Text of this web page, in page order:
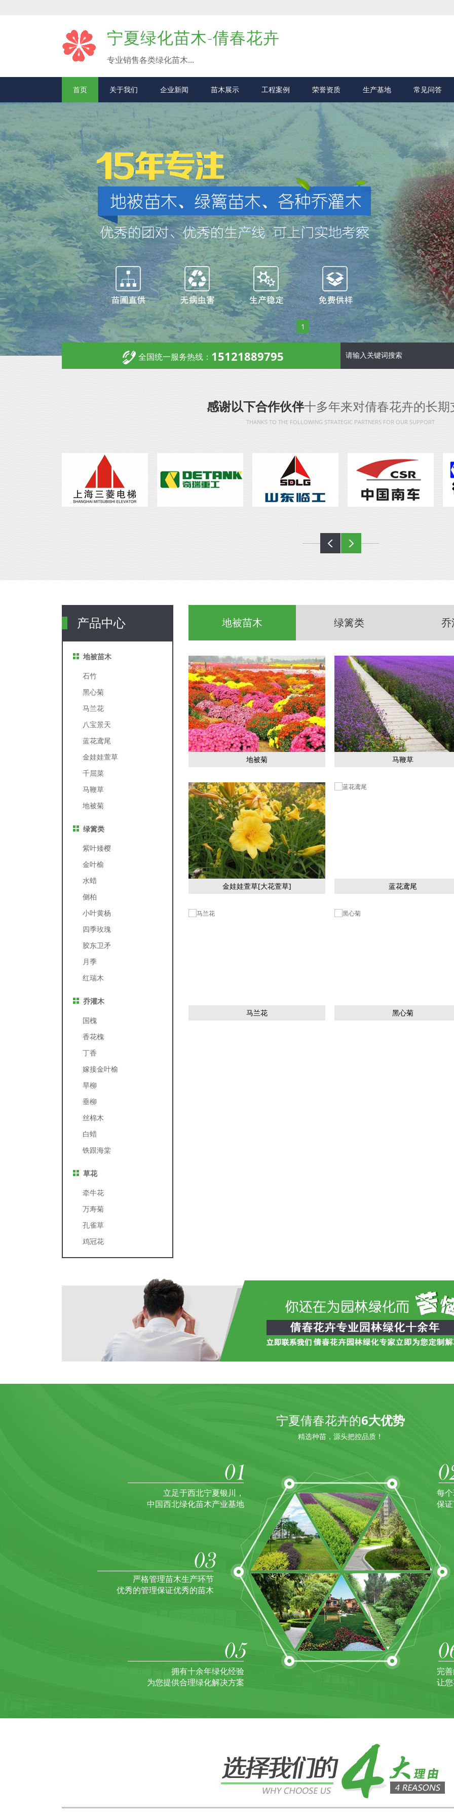
宁夏绿化苗木-倩春花卉
专业销售各类绿化苗木...
首页 关于我们 企业新闻 苗木展示 工程案例 荣誉资质 生产基地 常见问答
1
全国统一服务热线： 15121889795
感谢以下合作伙伴十多年来对倩春花卉的长期
THANKS TO THE FOLLOWING STRATEGIC PARTNERS FOR OUR SUPPORT
产品中心
地被苗木
石竹
黑心菊
马兰花
八宝景天
蓝花鸢尾
金娃娃萱草
千屈菜
马鞭草
地被菊
绿篱类
紫叶矮樱
金叶榆
水蜡
侧柏
小叶黄杨
四季玫瑰
胶东卫矛
月季
红瑞木
乔灌木
国槐
香花槐
丁香
嫁接金叶榆
旱柳
垂柳
丝棉木
白蜡
铁跟海棠
草花
牵牛花
万寿菊
孔雀草
鸡冠花
地被苗木 绿篱类 乔
地被菊 马鞭草
金娃娃萱草[大花萱草] 蓝花鸢尾
马兰花 黑心菊
宁夏倩春花卉的6大优势
精选种苗，源头把控品质！
立足于西北宁夏银川，
中国西北绿化苗木产业基地
严格管理苗木生产环节
优秀的管理保证优秀的苗木
拥有十余年绿化经验
为您提供合理绿化解决方案
每
保
完
让